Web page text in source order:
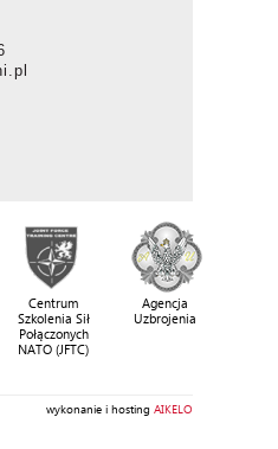
Centrum
Szkolenia Sił
Połączonych
NATO (JFTC)
Agencja
Uzbrojenia
wykonanie i hosting AIKELO